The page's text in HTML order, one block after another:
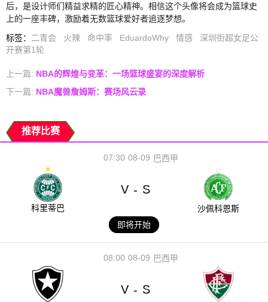
后，是设计师们精益求精的匠心精神。相信这个头像将会成为篮球史
上的一座丰碑，激励着无数篮球爱好者追逐梦想。
标签： 二青会 火辣 命中率 EduardoWhy 情感
深圳街超女足公
开赛第1轮
上一篇: NBA的辉煌与变革：一场篮球盛宴的深度解析
下一篇: NBA魔兽詹姆斯：赛场风云录
推荐比赛
08-09
07:30 巴西甲
科里蒂巴
V - S
沙佩科恩斯
即将开始
08-09
08:00 巴西甲
V - S